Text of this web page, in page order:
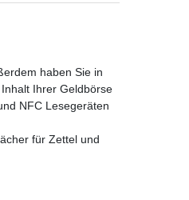
haben Sie in
Ihrer Geldbörse
NFC Lesegeräten
für Zettel und